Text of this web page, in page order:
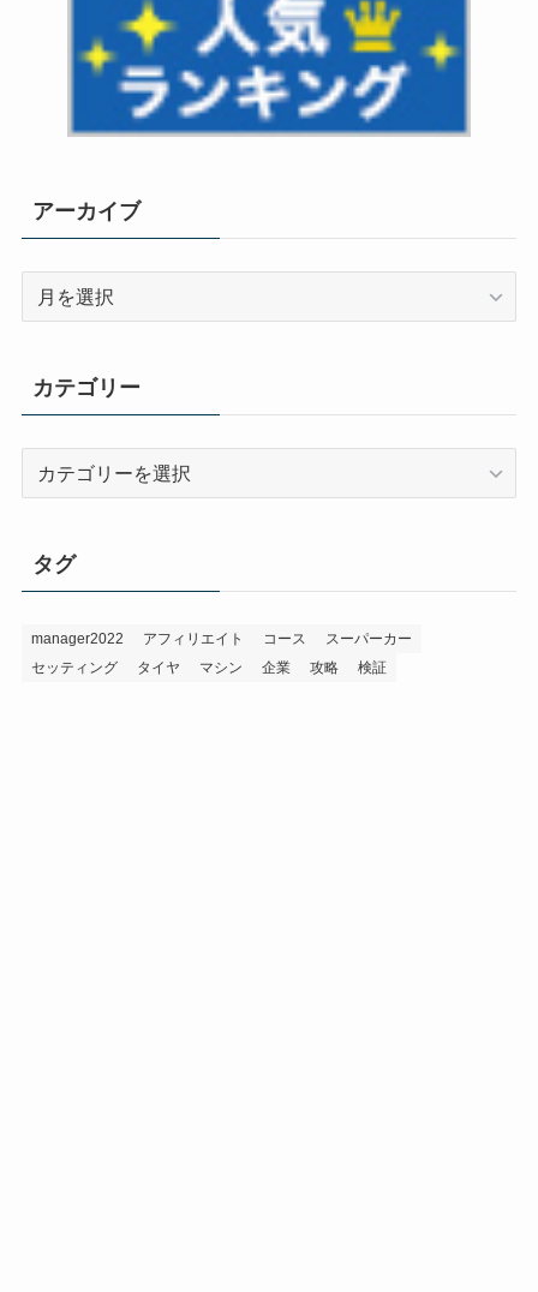
アーカイブ
ブ
カテゴリー
ー
タグ
manager2022 アフィリエイト コース
スーパーカー
セッティング
タイヤ マシン 企業 攻略 検証